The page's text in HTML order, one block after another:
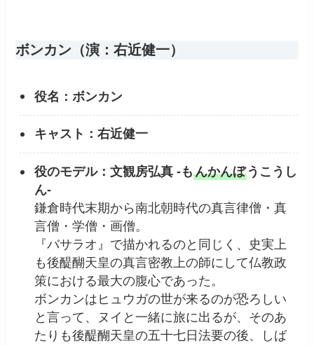
ボンカン（演：右近健一）
役名：ボンカン
キャスト：右近健一
役のモデル：文観房弘真 -もんかんぼ うこうし
ん-
鎌倉時代末期から南北朝時代の真言律僧・真
言僧・学僧・画僧。
『バサラオ』で描かれるのと同じく、史実上
も後醍醐天皇の真言密教上の師にして仏教政
策における最大の腹心であった。
ボンカンはヒュウガの世が来るのが恐ろしい
と言って、ヌイと一緒に旅に出るが、そのあ
たりも後醍醐天皇の五十七日法要の後、しば